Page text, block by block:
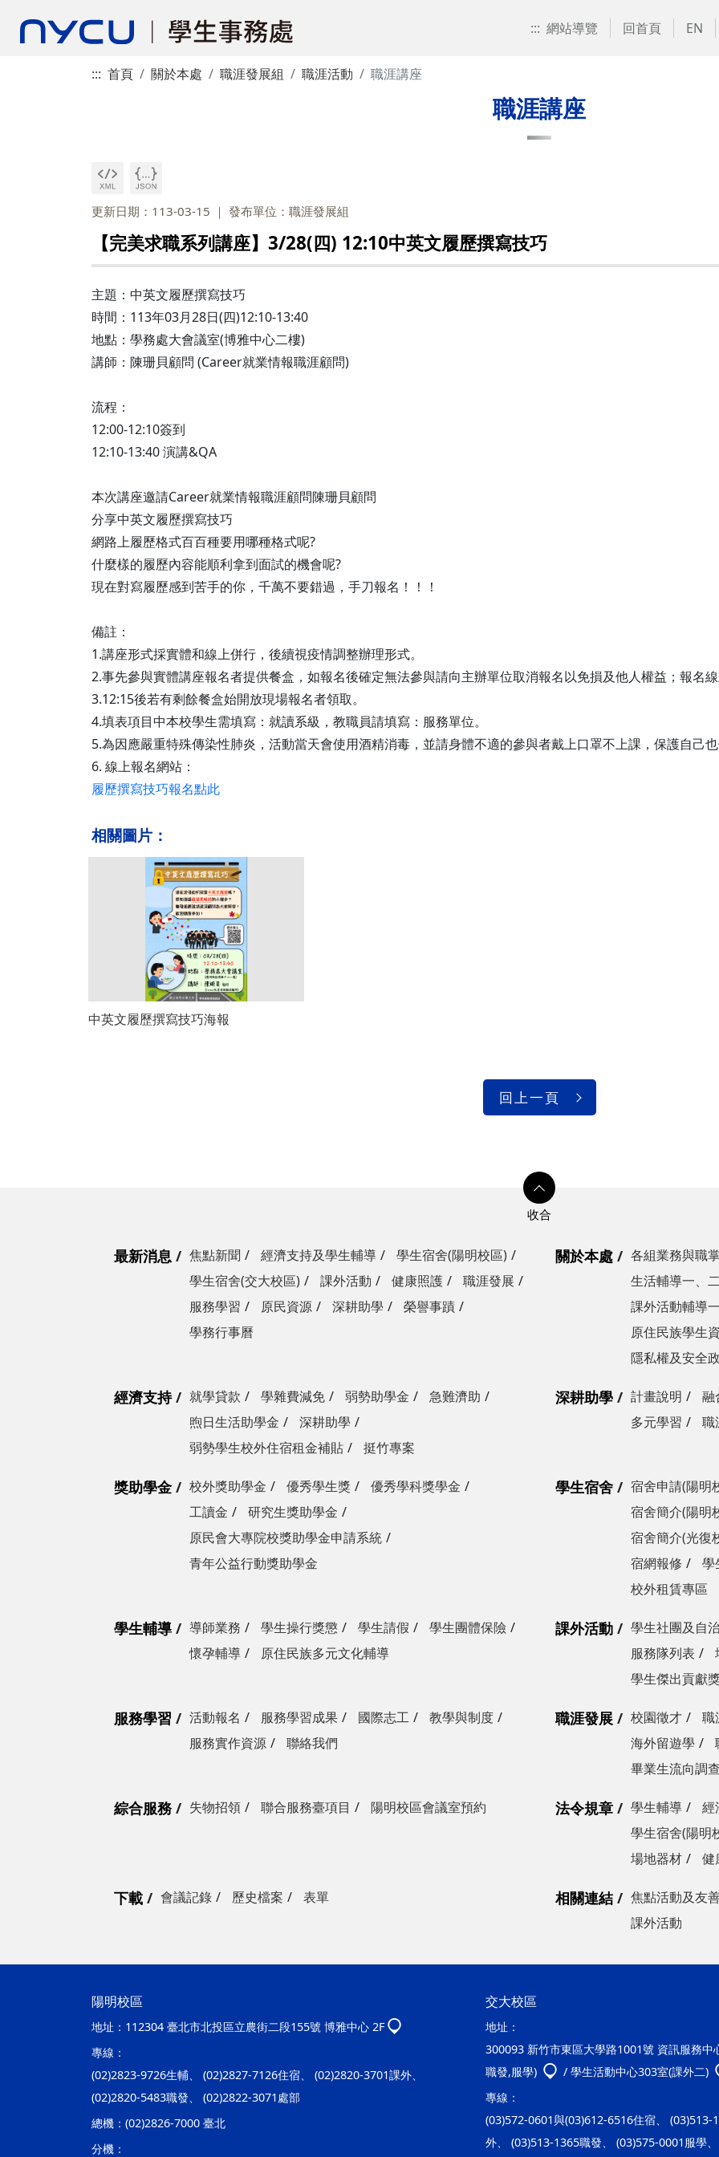
::: 網站導覽 回首頁 EN
::: 首頁 關於本處 職涯發展組 職涯活動 職涯講座
職涯講座
更新日期：113-03-15 發布單位：職涯發展組
【完美求職系列講座】3/28(四) 12:10中英文履歷撰寫技巧
主題：中英文履歷撰寫技巧
時間：113年03月28日(四)12:10-13:40
地點：學務處大會議室(博雅中心二樓)
講師：陳珊貝顧問 (Career就業情報職涯顧問)
流程：
12:00-12:10簽到
12:10-13:40 演講&QA
本次講座邀請Career就業情報職涯顧問陳珊貝顧問
分享中英文履歷撰寫技巧
網路上履歷格式百百種要用哪種格式呢?
什麼樣的履歷內容能順利拿到面試的機會呢?
現在對寫履歷感到苦手的你，千萬不要錯過，手刀報名！！！
備註：
1.講座形式採實體和線上併行，後續視疫情調整辦理形式。
2.事先參與實體講座報名者提供餐盒，如報名後確定無法參與請向主辦單位取消報名以免損及他人權益；報名線
3.12:15後若有剩餘餐盒始開放現場報名者領取。
4.填表項目中本校學生需填寫：就讀系級，教職員請填寫：服務單位。
5.為因應嚴重特殊傳染性肺炎，活動當天會使用酒精消毒，並請身體不適的參與者戴上口罩不上課，保護自己也
6. 線上報名網站：
履歷撰寫技巧報名點此
相關圖片：
中英文履歷撰寫技巧海報
回上一頁
最新消息 焦點新聞 經濟支持及學生輔導
學生宿舍(陽明校區)
學生宿舍(交大校區)
課外活動 健康照護
職涯發展
服務學習
原民資源 深耕助學
榮譽事蹟
學務行事曆
關於本處 各組業務與職
生活輔導一、
課外活動輔導
原住民族學生
隱私權及安全
經濟支持 就學貸款 學雜費減免 弱勢助學金
急難濟助
煦日生活助學金
深耕助學
弱勢學生校外住宿租金補貼
挺竹專案
深耕助學 計畫說明 融
多元學習
職
獎助學金 校外獎助學金 優秀學生獎
優秀學科獎學金
工讀金
研究生獎助學金
原民會大專院校獎助學金申請系統
青年公益行動獎助學金
學生宿舍 宿舍申請(陽明
宿舍簡介(陽明
宿舍簡介(光復
宿網報修
學
校外租賃專區
學生輔導 導師業務 學生操行獎懲 學生請假
學生團體保險
懷孕輔導
原住民族多元文化輔導
課外活動 學生社團及自
服務隊列表
學生傑出貢獻
服務學習 活動報名 服務學習成果 國際志工
教學與制度
服務實作資源
聯絡我們
職涯發展 校園徵才 職
海外留遊學
畢業生流向調查
綜合服務 失物招領 聯合服務臺項目 陽明校區會議室預約 法令規章 學生輔導 經
學生宿舍(陽明
場地器材
健
下載 會議記錄 歷史檔案 表單 相關連結 焦點活動及友
課外活動
陽明校區
地址： 112304 臺北市北投區立農街二段155號 博雅中心 2F
專線：
(02)2823-9726生輔、 (02)2827-7126住宿、 (02)2820-3701課外、
(02)2820-5483職發、 (02)2822-3071處部
總機： (02)2826-7000 臺北
分機：
交大校區
地址：
300093 新竹市東區大學路1001號 資訊服務中
職發,服學)
/ 學生活動中心303室(課外二)
專線：
(03)572-0601與(03)612-6516住宿、 (03)513-
外、 (03)513-1365職發、 (03)575-0001服學